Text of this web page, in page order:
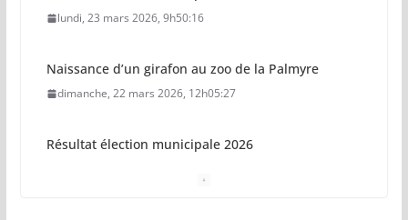
lundi, 23 mars 2026, 9h50:16
Naissance d’un girafon au zoo de la Palmyre
dimanche, 22 mars 2026, 12h05:27
Résultat élection municipale 2026